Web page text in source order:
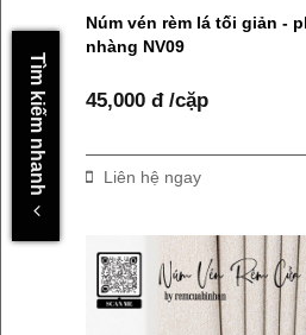
Núm vén rèm lá tối giản -
nhàng NV09
45,000 đ /cặp
Liên hệ ngay
Tìm kiếm nhanh